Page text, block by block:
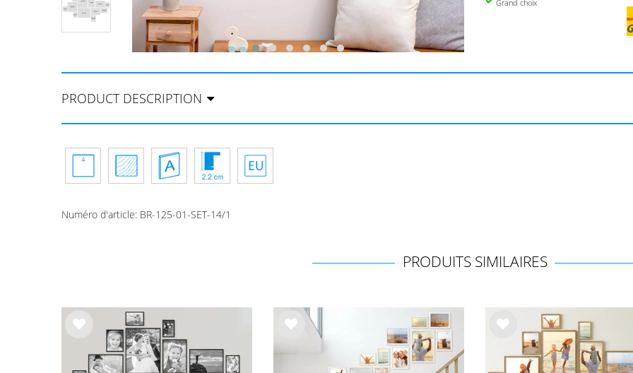
Grand choix
PRODUCT DESCRIPTION
Numéro d'article: BR-125-01-SET-14/1
PRODUITS SIMILAIRES
e de